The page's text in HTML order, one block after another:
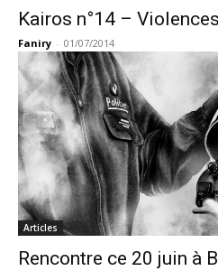
Kairos n°14 –
Faniry - 01/07/2014
Articles
Rencontre ce 20 juin à